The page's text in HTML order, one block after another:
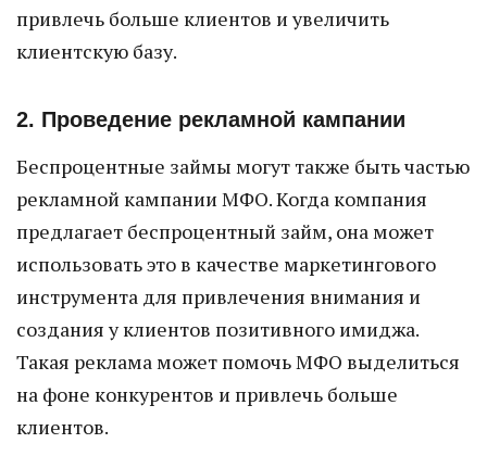
привлечь больше клиентов и увеличить
клиентскую базу.
2. Проведение рекламной кампании
Беспроцентные займы могут также быть частью
рекламной кампании МФО. Когда компания
предлагает беспроцентный займ, она может
использовать это в качестве маркетингового
инструмента для привлечения внимания и
создания у клиентов позитивного имиджа.
Такая реклама может помочь МФО выделиться
на фоне конкурентов и привлечь больше
клиентов.